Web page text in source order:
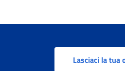
Lasciaci la tua